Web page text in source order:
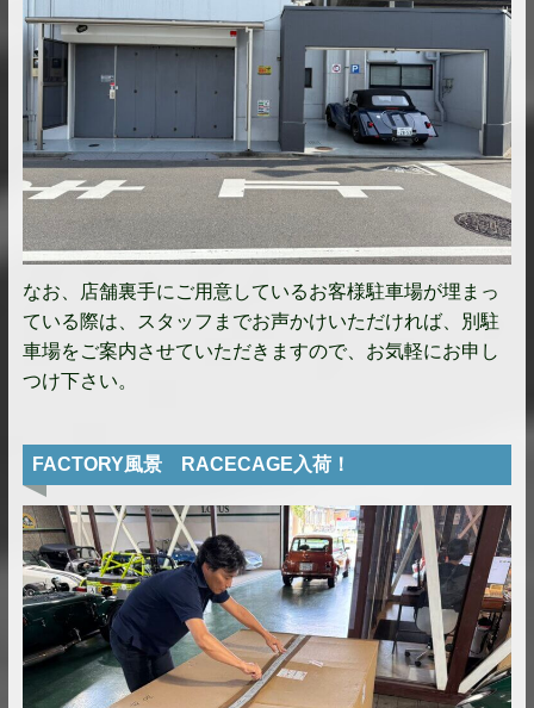
なお、店舗裏手にご用意しているお客様駐車場が埋まっ
ている際は、スタッフまでお声かけいただければ、別駐
車場をご案内させていただきますので、お気軽にお申し
つけ下さい。
FACTORY風景 RACECAGE入荷！